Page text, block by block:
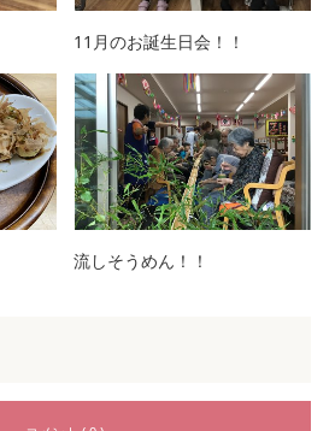
11月のお誕生日会！！
流しそうめん！！